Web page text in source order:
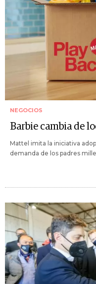
NEGOCIOS
Barbie cambia de
Mattel imita la iniciativa
demanda de los padres